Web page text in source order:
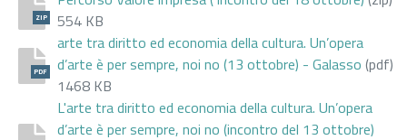
ZIP
554 KB
PDF
arte tra diritto ed economia della cultura. Un’opera
d’arte è per sempre, noi no (13 ottobre) - Galasso (pdf)
1468 KB
L'arte tra diritto ed economia della cultura. Un’opera
d’arte è per sempre, noi no (incontro del 13 ottobre)